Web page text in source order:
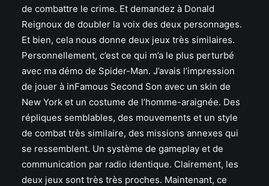
de combattre le crime. Et demandez à Donald
Reignoux de doubler la voix des deux personnages.
Et bien, cela nous donne deux jeux très similaires.
Personnellement, c’est ce qui m’a le plus perturbé
avec ma démo de Spider-Man. J’avais l’impression
de jouer à inFamous Second Son avec un skin de
New York et un costume de l’homme-araignée. Des
répliques semblables, des mouvements et un style
de combat très similaire, des missions annexes qui
se ressemblent. Un système de gameplay et de
communication par radio identique. Clairement, les
deux jeux sont très très proches. Maintenant, ce